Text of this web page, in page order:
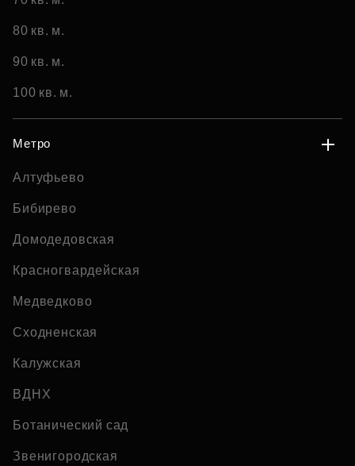
80 кв. м.
90 кв. м.
100 кв. м.
Метро
Алтуфьево
Бибирево
Домодедовская
Красногвардейская
Медведково
Сходненская
Калужская
ВДНХ
Ботанический сад
Звенигородская